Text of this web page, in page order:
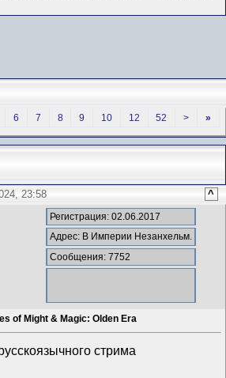
6 7 8 9 10 12 52 > »
23:58 ^
Регистрация: 02.06.2017
Адрес: В Империи Незанхельм.
Сообщения: 7752
of Might & Magic: Olden Era
стрима